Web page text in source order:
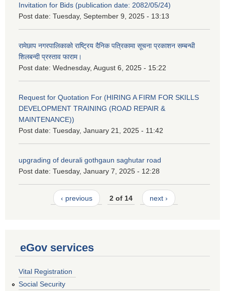
Invitation for Bids (publication date: 2082/05/24)
Post date: Tuesday, September 9, 2025 - 13:13
रामेछाप नगरपालिकाको राष्ट्रिय दैनिक पत्रिकामा सूचना प्रकाशन सम्बन्धी
शिलबन्दी प्रस्ताव फाराम।
Post date: Wednesday, August 6, 2025 - 15:22
Request for Quotation For (HIRING A FIRM FOR SKILLS
DEVELOPMENT TRAINING (ROAD REPAIR &
MAINTENANCE))
Post date: Tuesday, January 21, 2025 - 11:42
upgrading of deurali gothgaun saghutar road
Post date: Tuesday, January 7, 2025 - 12:28
‹ previous 2 of 14 next ›
eGov services
Vital Registration
Social Security